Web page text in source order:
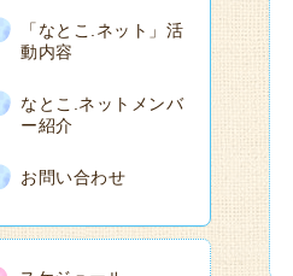
「なとこ.ネット」活
動内容
なとこ.ネットメンバ
ー紹介
お問い合わせ